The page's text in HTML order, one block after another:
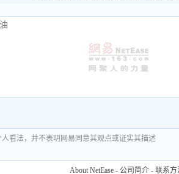
看法，并不表明网易同意其观点或证实其描述
About NetEase - 公司简介 - 联系方